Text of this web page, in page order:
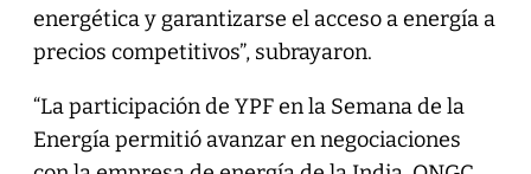
energética y garantizarse el acceso a energía a
precios competitivos”, subrayaron.
“La participación de YPF en la Semana de la
Energía permitió avanzar en negociaciones